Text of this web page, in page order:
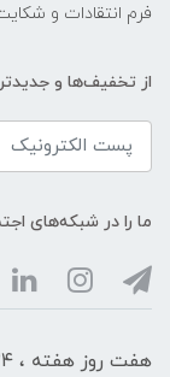
فرم انتقادات و
از تخفیف‌ها و
ما را در شبکه‌های